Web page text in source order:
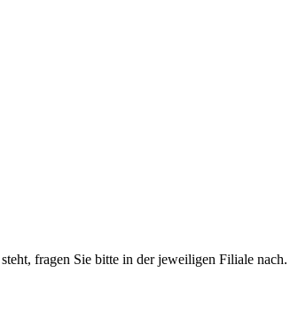
fragen Sie bitte in der jeweiligen Filiale nach.